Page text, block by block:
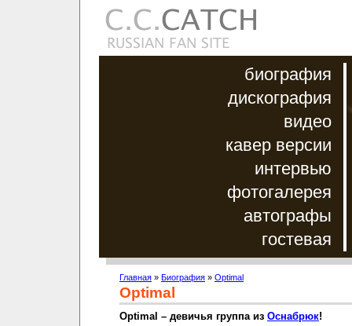
биография
дискография
видео
кавер версии
интервью
фотогалерея
автографы
гостевая
Главная » Биография » Optimal
Optimal
Optimal – девичья группа из Оснабрюк!